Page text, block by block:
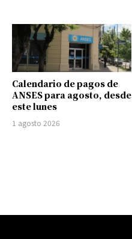
Calendario de pagos de
ANSES para agosto, desde
este lunes
1 agosto 2026